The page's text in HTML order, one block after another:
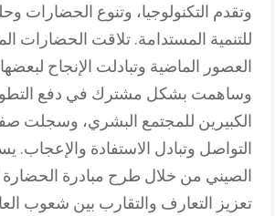
وتقدم التكنولوجيا، وتنوع الحضارات
للتنمية المستدامة. تلاقت الحضارات
العصور الماضية وتبادلت الإنجاح
وساهمت بشكل مشترك في دفع التطور
الكبيرين للمجتمع البشري، وسجلت
التواصل وتبادل الاستفادة والإعجاب.
الصيني من خلال طرح مبادرة الحضارة
تعزيز التعارف والتقارب بين شعوب